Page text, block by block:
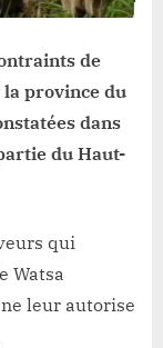
le
de
Faradje
de
province du
dans
du Haut-
qui
Watsa
leur autorise